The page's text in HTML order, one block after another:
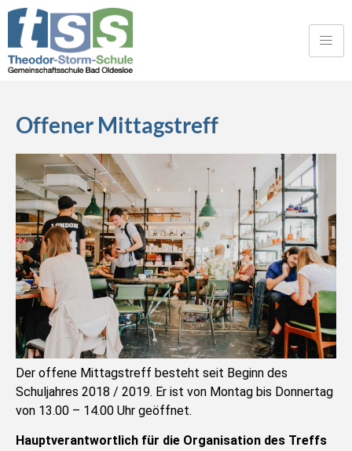
Offener Mittagstreff
Der offene Mittagstreff besteht seit Beginn des
Schuljahres 2018 / 2019. Er ist von Montag bis Donnertag
von 13.00 – 14.00 Uhr geöffnet.
Hauptverantwortlich für die Organisation des Treffs